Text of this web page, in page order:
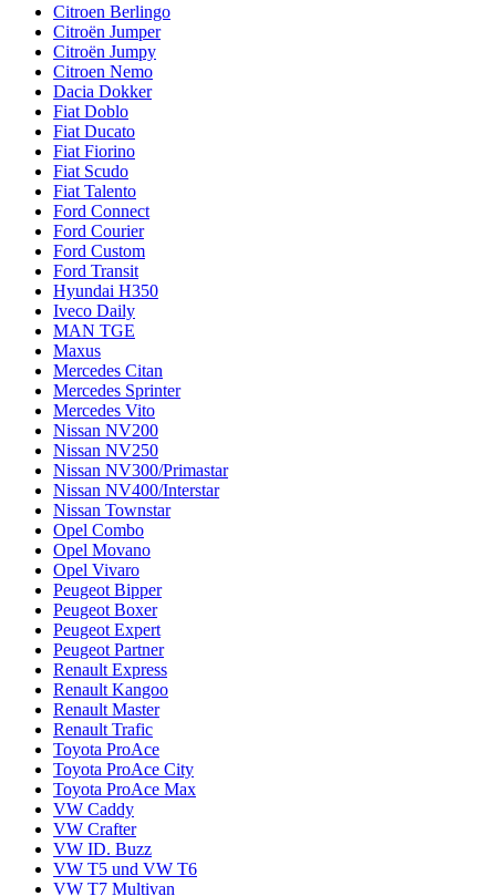
Citroen Berlingo
Citroën Jumper
Citroën Jumpy
Citroen Nemo
Dacia Dokker
Fiat Doblo
Fiat Ducato
Fiat Fiorino
Fiat Scudo
Fiat Talento
Ford Connect
Ford Courier
Ford Custom
Ford Transit
Hyundai H350
Iveco Daily
MAN TGE
Maxus
Mercedes Citan
Mercedes Sprinter
Mercedes Vito
Nissan NV200
Nissan NV250
Nissan NV300/Primastar
Nissan NV400/Interstar
Nissan Townstar
Opel Combo
Opel Movano
Opel Vivaro
Peugeot Bipper
Peugeot Boxer
Peugeot Expert
Peugeot Partner
Renault Express
Renault Kangoo
Renault Master
Renault Trafic
Toyota ProAce
Toyota ProAce City
Toyota ProAce Max
VW Caddy
VW Crafter
VW ID. Buzz
VW T5 und VW T6
VW T7 Multivan